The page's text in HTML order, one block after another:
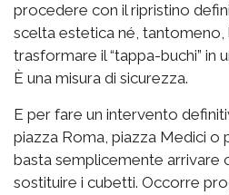
procedere con il ripristino
scelta estetica né, tantomeno,
trasformare il “tappa-buchi” in
È una misura di sicurezza.
E per fare un intervento
piazza Roma, piazza Medici o
basta semplicemente arrivare
sostituire i cubetti. Occorre